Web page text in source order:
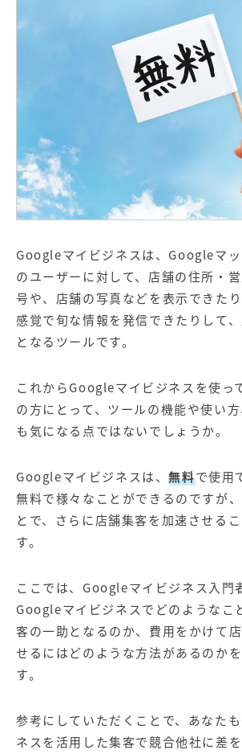
広告プロモーションの製品
【クリニック向け】新規集患
【歯
Web広
集客Web広告パッケージ
サイト
商圏ねらいうちパッケージ 求人パ
WEBプラス
Googleマイビジネスは、Googleマ
のユーザーに対して、店舗の住所・
号や、店舗の写真などを表示できた
感覚で旬な情報を発信できたりして
となるツールです。
これからGoogleマイビジネスを使っ
の方にとって、ツールの機能や使い
も気になる点ではないでしょうか。
Googleマイビジネスは、無料で使用
無料で様々なことができるのですが
とで、さらに店舗集客を加速させる
す。
ここでは、Googleマイビジネス入門
Googleマイビジネスでどのようなこ
客の一助となるのか、費用をかけて
せるにはどのような方法があるのか
す。
参考にしていただくことで、あなた
ネスを活用した集客で競合他社に差